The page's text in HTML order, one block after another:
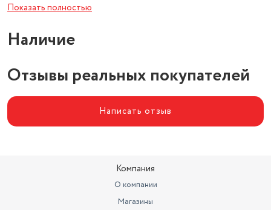
Диаметр дна (см)
Диаметр верха
20 см
Показать полностью
Наличие
Отзывы реальных покупателей
Написать отзыв
Компания
О компании
Магазины